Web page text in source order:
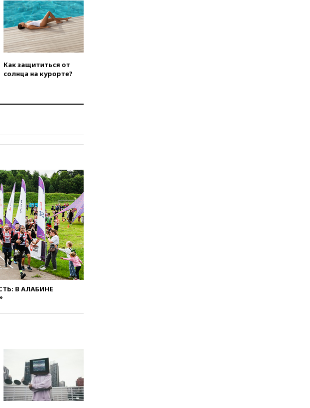
операции
Российского
Артема Кирпиченка
в Израиле
«Спартак»
«Оренбург» в
России
миллион
«Кванта» не
прекращения
Семь грузовых
сошли с рельсов в
области
Минфин: в июле
нефтегазовые
российского бюджета
Аксаков: ЦБ
первый стандарт
банкинга
Организаторы
что конкурс
до 2035 года
Правительство
продажу
старых
классов
Как защититься от
солнца на курорте?
В АЛАБИНЕ